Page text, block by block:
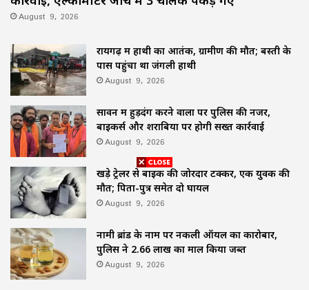
August 9, 2026
रायगढ़ में हाथी का आतंक, ग्रामीण की मौत; बस्ती के
पास पहुंचा था जंगली हाथी
August 9, 2026
सावन में हुड़दंग करने वालों पर पुलिस की नजर,
बाइकर्स और शराबियों पर होगी सख्त कार्रवाई
August 9, 2026
खड़े ट्रेलर से बाइक की जोरदार टक्कर, एक युवक की
मौत; पिता-पुत्र समेत दो घायल
August 9, 2026
नामी ब्रांड के नाम पर नकली ऑयल का कारोबार,
पुलिस ने 2.66 लाख का माल किया जब्त
August 9, 2026